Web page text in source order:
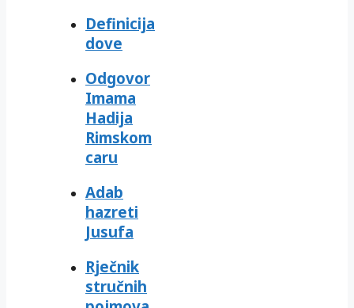
Definicija
dove
Odgovor
Imama
Hadija
Rimskom
caru
Adab
hazreti
Jusufa
Rječnik
stručnih